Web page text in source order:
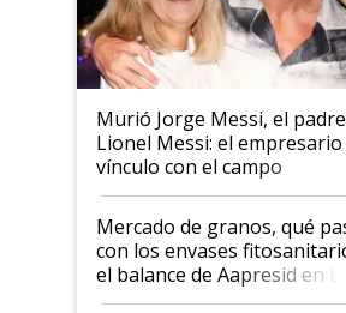
Murió Jorge Messi, el
Lionel Messi: el
vínculo con el campo
Mercado de granos, qué
con los envases
el balance de Aapresid en La
Posta